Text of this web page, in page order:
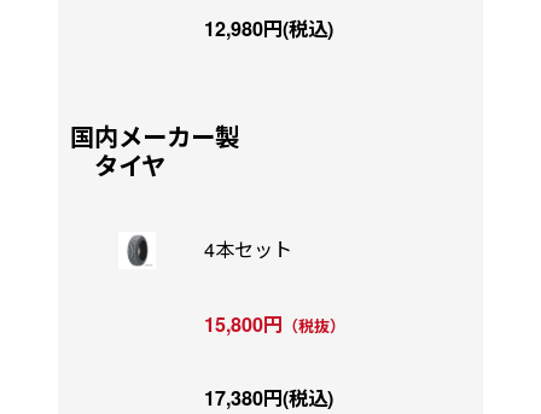
12,980円(税込)
国内メーカー製
タイヤ
4本セット
15,800円 （税抜）
17,380円(税込)